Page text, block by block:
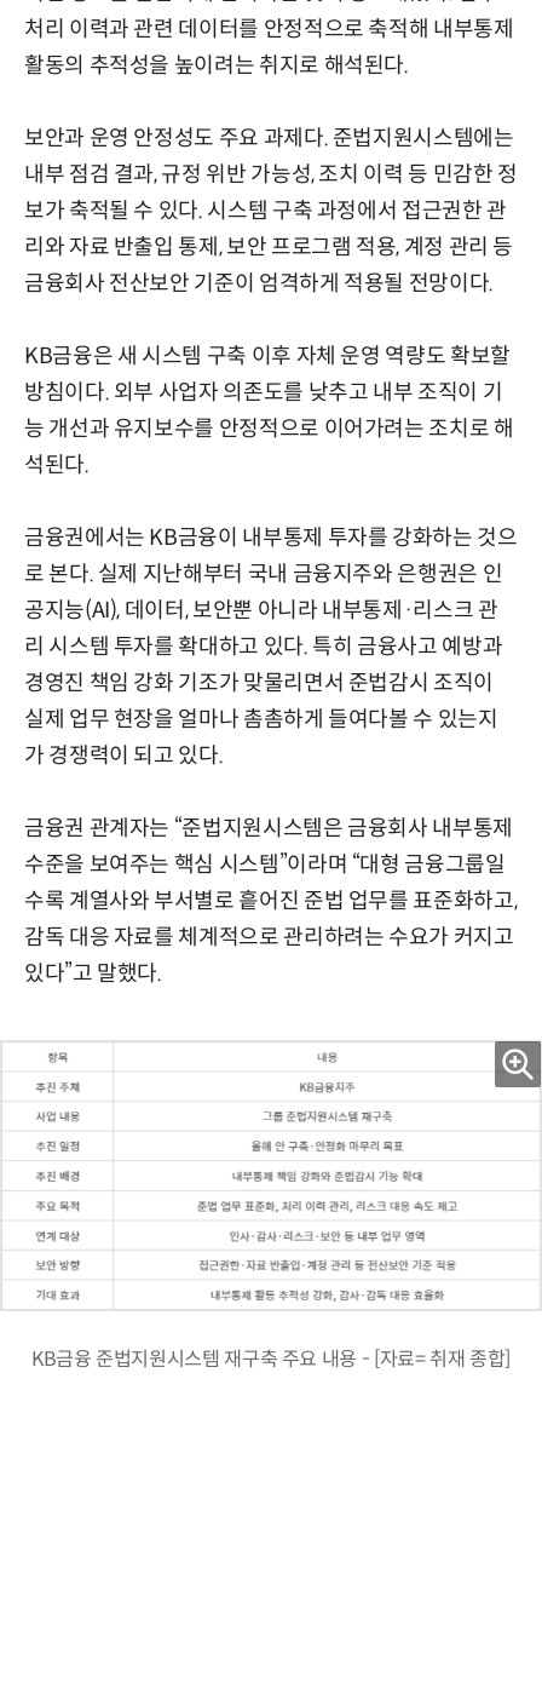
처리 이력과 관련 데이터를 안정적으로 축적해 내부통제
활동의 추적성을 높이려는 취지로 해석된다.
보안과 운영 안정성도 주요 과제다. 준법지원시스템에는
내부 점검 결과, 규정 위반 가능성, 조치 이력 등 민감한 정
보가 축적될 수 있다. 시스템 구축 과정에서 접근권한 관
리와 자료 반출입 통제, 보안 프로그램 적용, 계정 관리 등
금융회사 전산보안 기준이 엄격하게 적용될 전망이다.
KB금융은 새 시스템 구축 이후 자체 운영 역량도 확보할
방침이다. 외부 사업자 의존도를 낮추고 내부 조직이 기
능 개선과 유지보수를 안정적으로 이어가려는 조치로 해
석된다.
금융권에서는 KB금융이 내부통제 투자를 강화하는 것으
로 본다. 실제 지난해부터 국내 금융지주와 은행권은 인
공지능(AI), 데이터, 보안뿐 아니라 내부통제·리스크 관
리 시스템 투자를 확대하고 있다. 특히 금융사고 예방과
경영진 책임 강화 기조가 맞물리면서 준법감시 조직이
실제 업무 현장을 얼마나 촘촘하게 들여다볼 수 있는지
가 경쟁력이 되고 있다.
금융권 관계자는 “준법지원시스템은 금융회사 내부통제
수준을 보여주는 핵심 시스템”이라며 “대형 금융그룹일
수록 계열사와 부서별로 흩어진 준법 업무를 표준화하고,
감독 대응 자료를 체계적으로 관리하려는 수요가 커지고
있다”고 말했다.
KB금융 준법지원시스템 재구축 주요 내용 - [자료= 취재 종합]